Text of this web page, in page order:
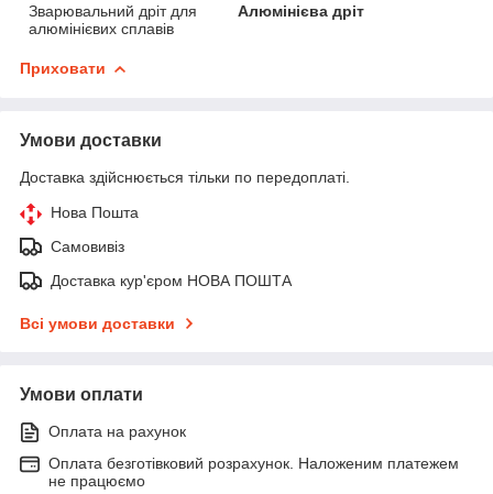
Зварювальний дріт для
алюмінієвих сплавів
Алюмінієва дріт
Приховати
Умови доставки
Доставка здійснюється тільки по передоплаті.
Нова Пошта
Самовивіз
Доставка кур'єром НОВА ПОШТА
Всі умови доставки
Умови оплати
Оплата на рахунок
Оплата безготівковий розрахунок. Наложеним платежем
не працюємо